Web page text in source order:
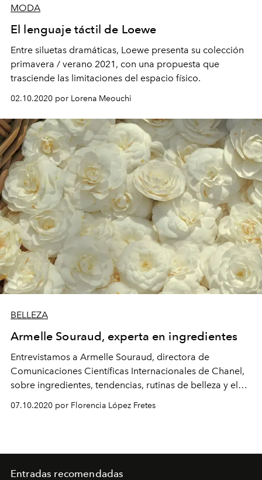
MODA
El lenguaje táctil de Loewe
Entre siluetas dramáticas, Loewe presenta su colección
primavera / verano 2021, con una propuesta que
trasciende las limitaciones del espacio físico.
02.10.2020 por Lorena Meouchi
BELLEZA
Armelle Souraud, experta en ingredientes
Entrevistamos a Armelle Souraud, directora de
Comunicaciones Científicas Internacionales de Chanel,
sobre ingredientes, tendencias, rutinas de belleza y el
futuro de la industria cosmética.
07.10.2020 por Florencia López Fretes
Entradas recomendadas